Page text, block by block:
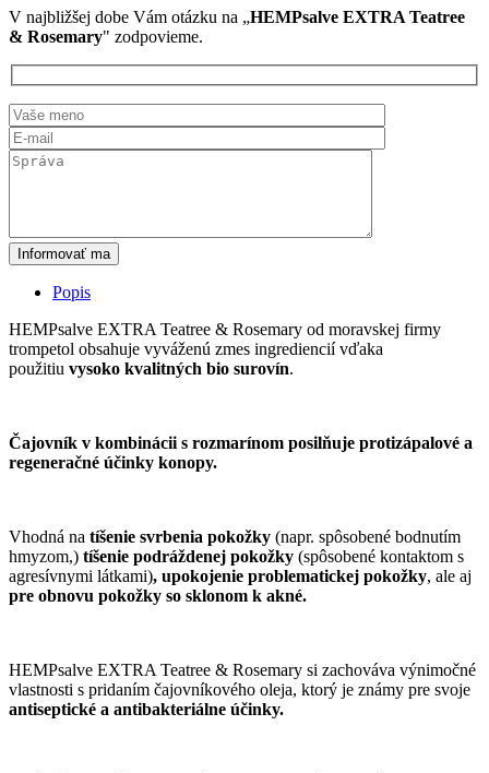
V najbližšej dobe Vám otázku na „HEMPsalve EXTRA Teatree
& Rosemary" zodpovieme.
Informovať ma
Popis
HEMPsalve EXTRA Teatree & Rosemary od moravskej firmy
trompetol obsahuje vyváženú zmes ingrediencií vďaka
použitiu vysoko kvalitných bio surovín.
Čajovník v kombinácii s rozmarínom posilňuje protizápalové a
regeneračné účinky konopy.
Vhodná na tíšenie svrbenia pokožky (napr. spôsobené bodnutím
hmyzom,) tíšenie podráždenej pokožky (spôsobené kontaktom s
agresívnymi látkami), upokojenie problematickej pokožky, ale aj
pre obnovu pokožky so sklonom k akné.
HEMPsalve EXTRA Teatree & Rosemary si zachováva výnimočné
vlastnosti s pridaním čajovníkového oleja, ktorý je známy pre svoje
antiseptické a antibakteriálne účinky.